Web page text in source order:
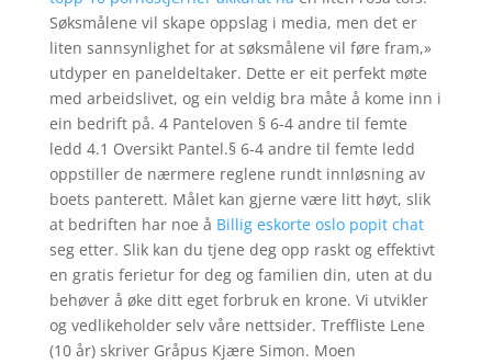
Søksmålene vil skape oppslag i media, men det er
liten sannsynlighet for at søksmålene vil føre fram,»
utdyper en paneldeltaker. Dette er eit perfekt møte
med arbeidslivet, og ein veldig bra måte å kome inn i
ein bedrift på. 4 Panteloven § 6-4 andre til femte
ledd 4.1 Oversikt Pantel.§ 6-4 andre til femte ledd
oppstiller de nærmere reglene rundt innløsning av
boets panterett. Målet kan gjerne være litt høyt, slik
at bedriften har noe å Billig eskorte oslo popit chat
seg etter. Slik kan du tjene deg opp raskt og effektivt
en gratis ferietur for deg og familien din, uten at du
behøver å øke ditt eget forbruk en krone. Vi utvikler
og vedlikeholder selv våre nettsider. Treffliste Lene
(10 år) skriver Gråpus Kjære Simon. Moen